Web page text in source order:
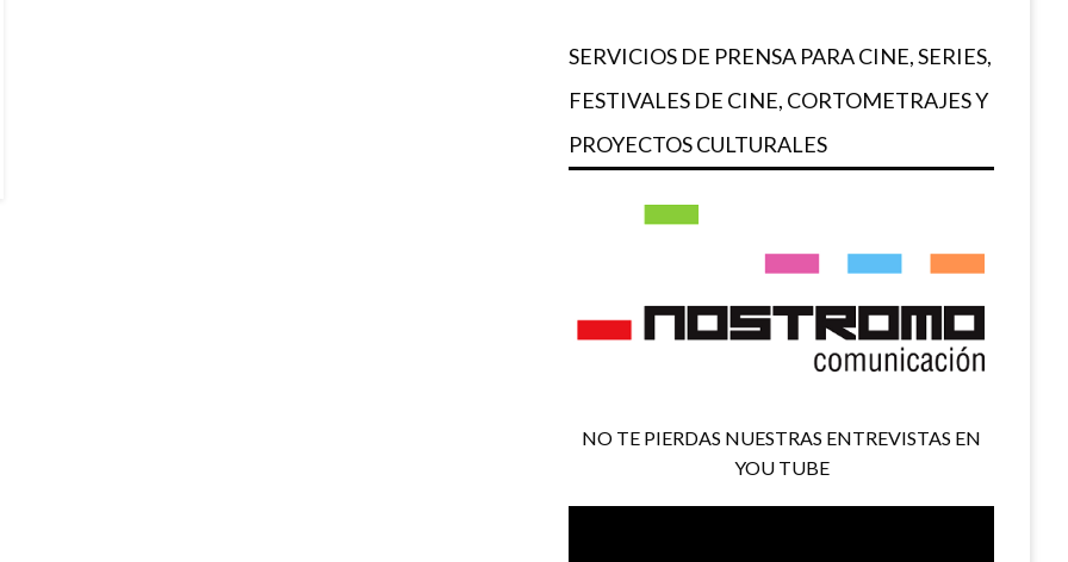
SERVICIOS DE PRENSA PARA CINE, SERIES,
FESTIVALES DE CINE, CORTOMETRAJES Y
PROYECTOS CULTURALES
NO TE PIERDAS NUESTRAS ENTREVISTAS EN
YOU TUBE